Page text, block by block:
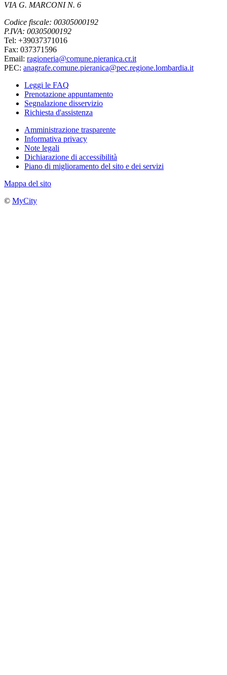
VIA G. MARCONI N. 6
Codice fiscale: 00305000192
P.IVA: 00305000192
Tel: +39037371016
Fax: 037371596
Email: ragioneria@comune.pieranica.cr.it
PEC: anagrafe.comune.pieranica@pec.regione.lombardia.it
Leggi le FAQ
Prenotazione appuntamento
Segnalazione disservizio
Richiesta d'assistenza
Amministrazione trasparente
Informativa privacy
Note legali
Dichiarazione di accessibilità
Piano di miglioramento del sito e dei servizi
Mappa del sito
© MyCity